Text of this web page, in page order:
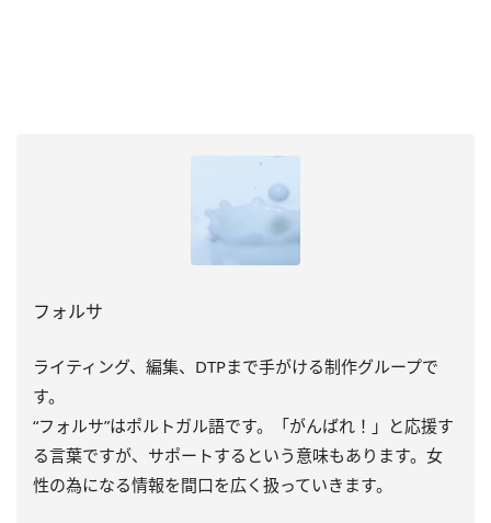
フォルサ
ライティング、編集、DTPまで手がける制作グループで
す。
“フォルサ”はポルトガル語です。「がんばれ！」と応援す
る言葉ですが、サポートするという意味もあります。女
性の為になる情報を間口を広く扱っていきます。